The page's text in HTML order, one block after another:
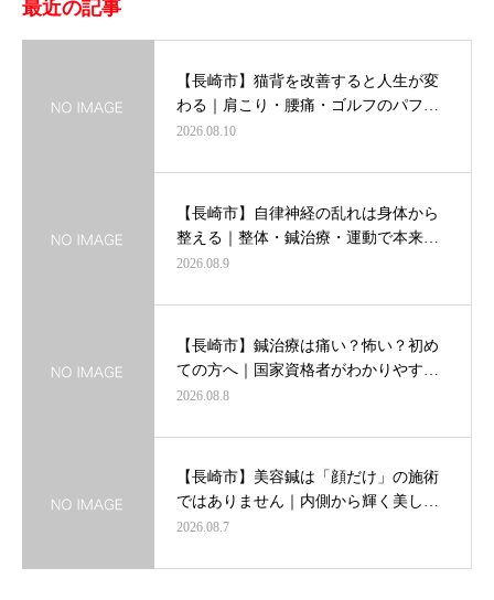
最近の記事
【長崎市】猫背を改善すると人生が変
わる｜肩こり・腰痛・ゴルフのパフ…
2026.08.10
【長崎市】自律神経の乱れは身体から
整える｜整体・鍼治療・運動で本来…
2026.08.9
【長崎市】鍼治療は痛い？怖い？初め
ての方へ｜国家資格者がわかりやす…
2026.08.8
【長崎市】美容鍼は「顔だけ」の施術
ではありません｜内側から輝く美し…
2026.08.7